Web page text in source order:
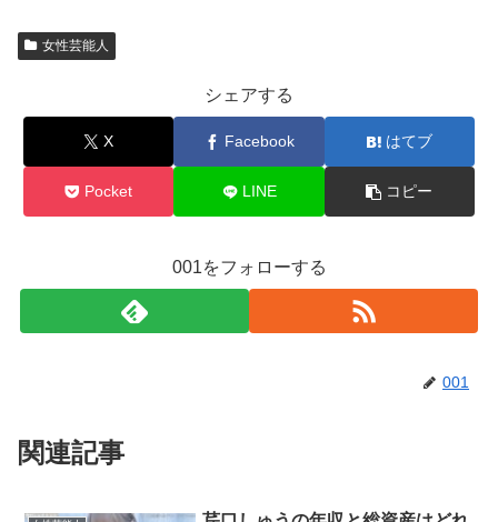
女性芸能人
シェアする
X Facebook はてブ
Pocket LINE コピー
001をフォローする
001
関連記事